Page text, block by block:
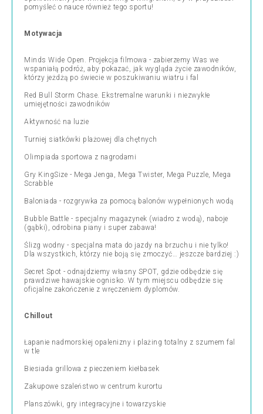
pomyśleć o nauce również tego sportu!
Motywacja
Minds Wide Open. Projekcja filmowa - zabierzemy Was we
wspaniałą podróż, aby pokazać, jak wygląda życie zawodników,
którzy jeżdżą po świecie w poszukiwaniu wiatru i fal
Red Bull Storm Chase. Ekstremalne warunki i niezwykłe
umiejętności zawodników
Aktywność na luzie
Turniej siatkówki plażowej dla chętnych
Olimpiada sportowa z nagrodami
Gry KingSize - Mega Jenga, Mega Twister, Mega Puzzle, Mega
Scrabble
Baloniada - rozgrywka za pomocą balonów wypełnionych wodą
Bubble Battle - specjalny magazynek (wiadro z wodą), naboje
(gąbki), odrobina piany i super zabawa!
Ślizg wodny - specjalna mata do jazdy na brzuchu i nie tylko!
Dla wszystkich, którzy nie boją się zmoczyć… jeszcze bardziej :)
Secret Spot - odnajdziemy własny SPOT, gdzie odbędzie się
prawdziwe hawajskie ognisko. W tym miejscu odbędzie się
oficjalne zakończenie z wręczeniem dyplomów.
Chillout
Łapanie nadmorskiej opalenizny i plażing totalny z szumem fal
w tle
Biesiada grillowa z pieczeniem kiełbasek
Zakupowe szaleństwo w centrum kurortu
Planszówki, gry integracyjne i towarzyskie